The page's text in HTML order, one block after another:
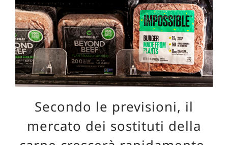
Secondo le previsioni, il
mercato dei sostituti della